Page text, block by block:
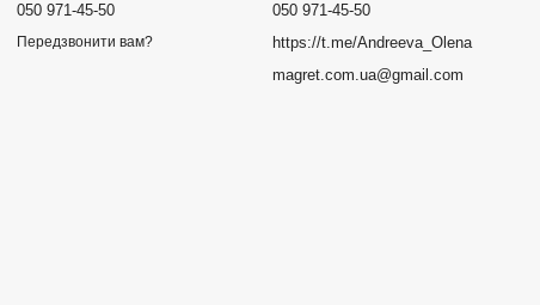
050 971-45-50
Передзвонити вам?
050 971-45-50
https://t.me/Andreeva_Olena
magret.com.ua@gmail.com